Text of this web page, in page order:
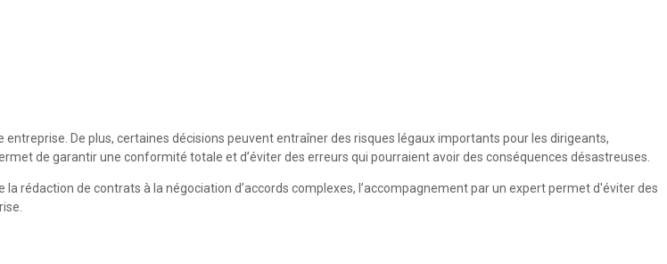
De plus, certaines décisions peuvent entraîner des risques légaux importants pour les dirigeants,
de garantir une conformité totale et d’éviter des erreurs qui pourraient avoir des conséquences désastreuses.
rédaction de contrats à la négociation d’accords complexes, l’accompagnement par un expert permet d'éviter des